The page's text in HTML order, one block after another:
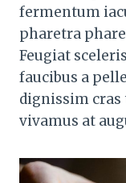
fermentum
pharetra
Feugiat
faucibus a
dignissim
vivamus at